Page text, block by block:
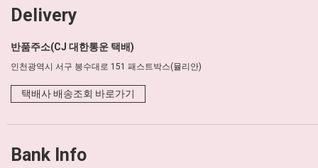
Delivery
반품주소(CJ 대한통운 택배)
인천광역시 서구 봉수대로 151 패스트박스(뮬리안)
택배사 배송조회 바로가기
Bank Info